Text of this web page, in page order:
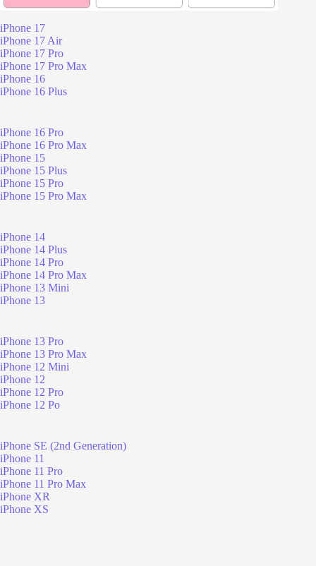
iPhone 17
iPhone 17 Air
iPhone 17 Pro
iPhone 17 Pro Max
iPhone 16
iPhone 16 Plus
iPhone 16 Pro
iPhone 16 Pro Max
iPhone 15
iPhone 15 Plus
iPhone 15 Pro
iPhone 15 Pro Max
iPhone 14
iPhone 14 Plus
iPhone 14 Pro
iPhone 14 Pro Max
iPhone 13 Mini
iPhone 13
iPhone 13 Pro
iPhone 13 Pro Max
iPhone 12 Mini
iPhone 12
iPhone 12 Pro
iPhone 12 Po
iPhone SE (2nd Generation)
iPhone 11
iPhone 11 Pro
iPhone 11 Pro Max
iPhone XR
iPhone XS